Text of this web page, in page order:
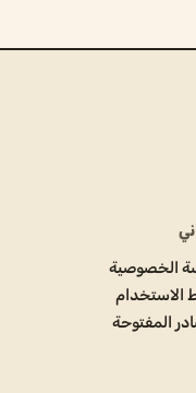
الخصوصية
الاستخدام
المفتوحة